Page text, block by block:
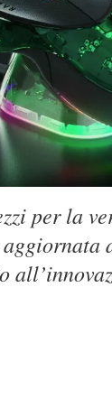
per la
aggiornata